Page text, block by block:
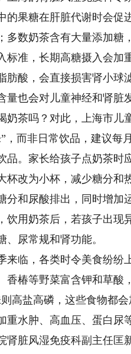
果糖在肝脏代谢时会促
多数奶茶含有大量添加糖
标准，长期高糖摄入会
肪酸，会直接损害肾小球
量也会对儿童神经和肾脏
茶吗？对此，上海市儿
，而非日常饮品，建议每
品。家长给孩子点奶茶时
杯改为小杯，减少糖分和
分和尿酸排出，同时增加
用奶茶后，若孩子出现
、尿常规和肾功能。
临，各类时令美食纷纷
香椿等野菜富含钾和草酸
高盐高磷，这些食物都
重水肿、高血压、蛋白尿
脏风湿免疫科副主任匡